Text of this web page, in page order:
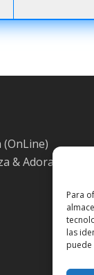
Para
las
puede
(OnLine)
& Adoración